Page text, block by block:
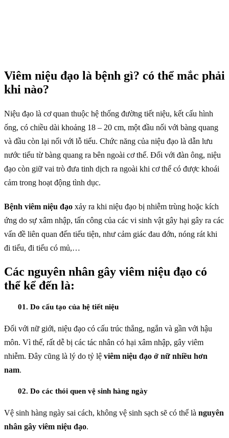
Viêm niệu đạo là bệnh gì? có thể mắc phải
khi nào?
Niệu đạo là cơ quan thuộc hệ thống đường tiết niệu, kết cấu hình
ống, có chiều dài khoảng 18 – 20 cm, một đầu nối với bàng quang
và đầu còn lại nối với lỗ tiểu. Chức năng của niệu đạo là dẫn lưu
nước tiểu từ bàng quang ra bên ngoài cơ thể. Đối với đàn ông, niệu
đạo còn giữ vai trò đưa tinh dịch ra ngoài khi cơ thể có được khoái
cảm trong hoạt động tình dục.
Bệnh viêm niệu đạo xảy ra khi niệu đạo bị nhiễm trùng hoặc kích
ứng do sự xâm nhập, tấn công của các vi sinh vật gây hại gây ra các
vấn đề liên quan đến tiểu tiện, như cảm giác đau đớn, nóng rát khi
đi tiểu, đi tiểu có mủ,…
Các nguyên nhân gây viêm niệu đạo có
thể kể đến là:
01. Do cấu tạo của hệ tiết niệu
Đối với nữ giới, niệu đạo có cấu trúc thẳng, ngắn và gần với hậu
môn. Vì thế, rất dễ bị các tác nhân có hại xâm nhập, gây viêm
nhiễm. Đây cũng là lý do tỷ lệ viêm niệu đạo ở nữ nhiều hơn
nam.
02. Do các thói quen vệ sinh hàng ngày
Vệ sinh hàng ngày sai cách, không vệ sinh sạch sẽ có thể là nguyên
nhân gây viêm niệu đạo.